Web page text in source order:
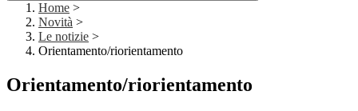
Home >
Novità >
Le notizie >
Orientamento/riorientamento
Orientamento/riorientamento